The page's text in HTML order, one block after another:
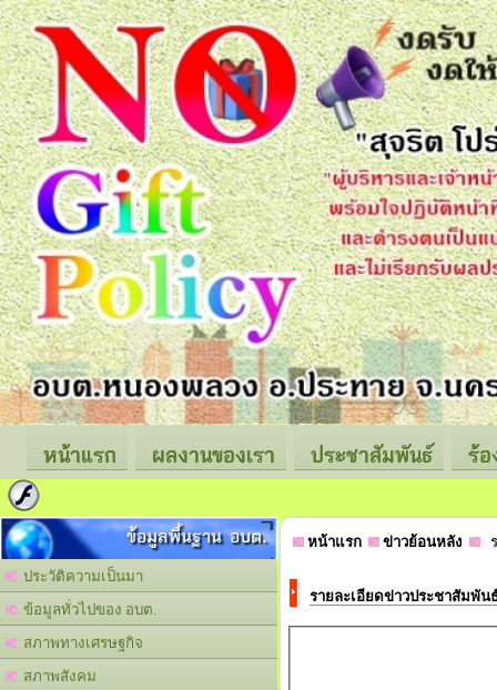
หน้าแรก ผลงานของเรา ประชาสัมพันธ์ ร้
ข้อมูลพื้นฐาน อบต.
ประวัติความเป็นมา
ข้อมูลทั่วไปของ อบต.
สภาพทางเศรษฐกิจ
สภาพสังคม
หน้าแรก ข่าวย้อนหลัง
รายละเอียดข่าวประชาสัมพั